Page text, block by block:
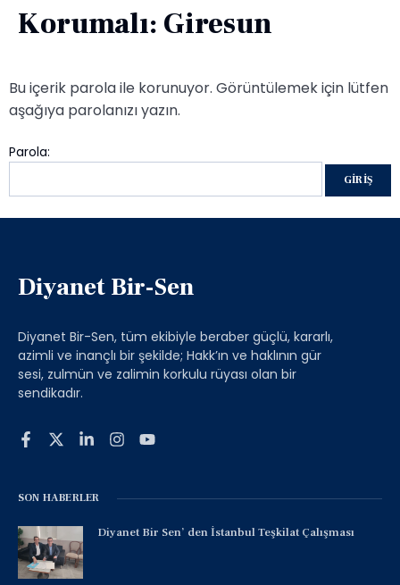
Korumalı: Giresun
Bu içerik parola ile korunuyor. Görüntülemek için lütfen
aşağıya parolanızı yazın.
Parola:
SON HABERLER
Diyanet Bir Sen’ den İstanbul Teşkilat Çalışması
Diyanet Bir-Sen
Diyanet Bir-Sen, tüm ekibiyle beraber güçlü, kararlı,
azimli ve inançlı bir şekilde; Hakk’ın ve haklının gür
sesi, zulmün ve zalimin korkulu rüyası olan bir
sendikadır.